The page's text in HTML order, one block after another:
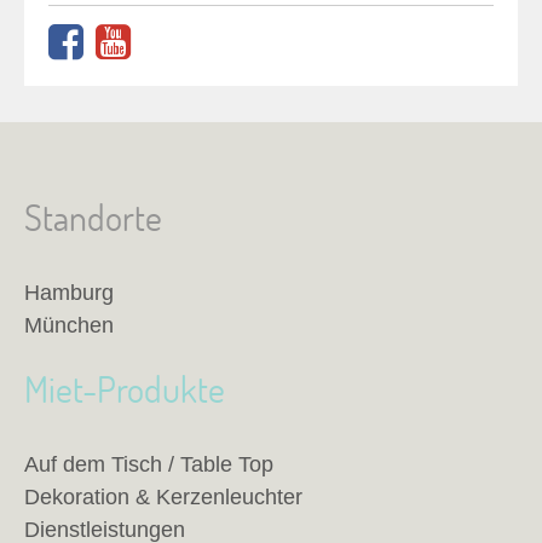
Standorte
Hamburg
München
Miet-Produkte
Auf dem Tisch / Table Top
Dekoration & Kerzenleuchter
Dienstleistungen